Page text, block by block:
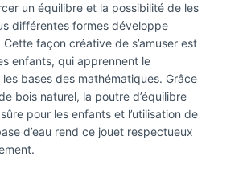
un équilibre et la possibilité de les
différentes formes développe
Cette façon créative de s’amuser est
enfants, qui apprennent le
bases des mathématiques. Grâce
bois naturel, la poutre d’équilibre
pour les enfants et l’utilisation de
d’eau rend ce jouet respectueux